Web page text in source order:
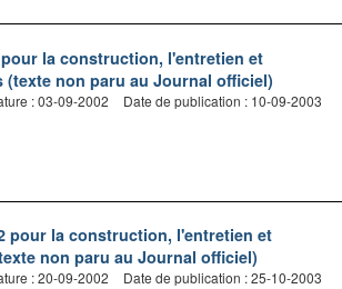
la construction, l'entretien et
non paru au Journal officiel)
: 03-09-2002 Date de publication : 10-09-2003
pour la construction, l'entretien et
non paru au Journal officiel)
: 20-09-2002 Date de publication : 25-10-2003